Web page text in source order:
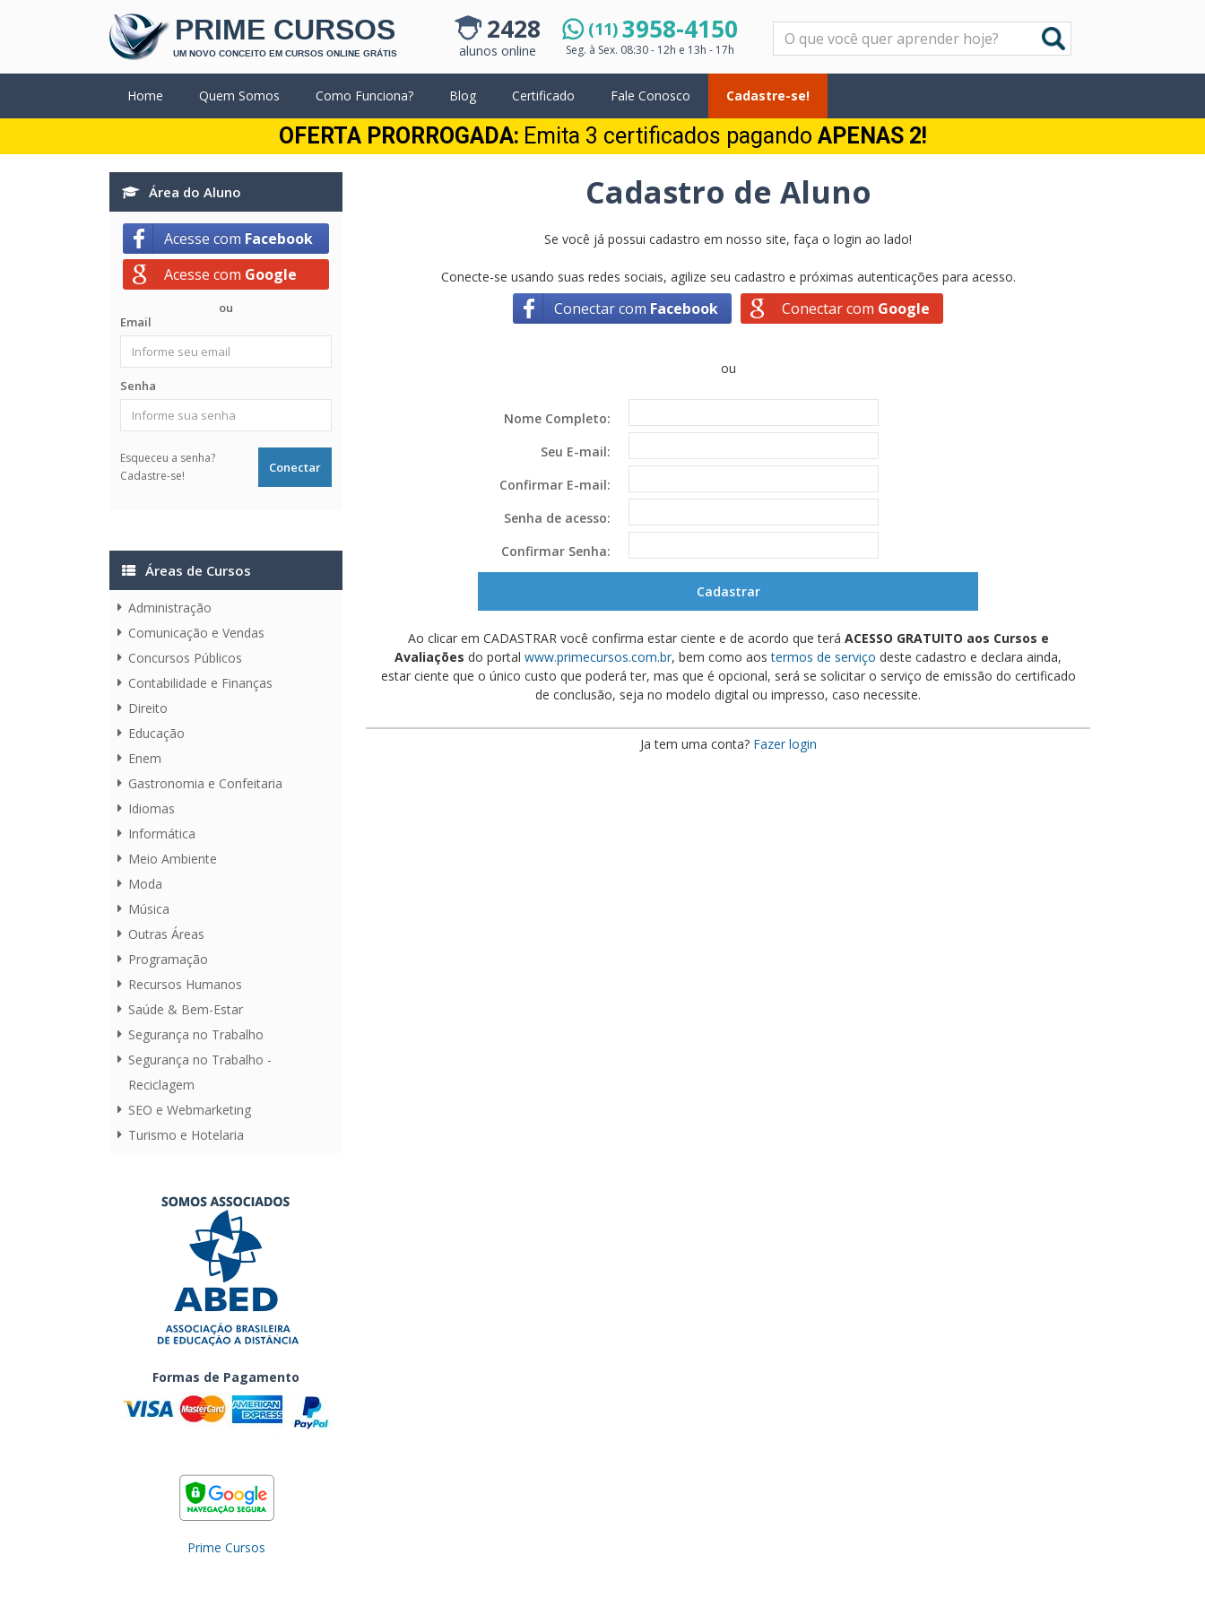
PRIME CURSOS
UM NOVO CONCEITO EM CURSOS ONLINE GRÁTIS
2428
alunos online
(11)3958-4150
Seg. à Sex. 08:30 - 12h e 13h - 17h
Pesquisar
Home Quem Somos Como Funciona? Blog Certificado Fale Conosco Cadastre-se!
OFERTA PRORROGADA: Emita 3 certificados pagando APENAS 2!
Área do Aluno
Acesse com Facebook
Acesse com Google
ou
Email
Senha
Esqueceu a senha?
Cadastre-se!
Áreas de Cursos
Administração
Comunicação e Vendas
Concursos Públicos
Contabilidade e Finanças
Direito
Educação
Enem
Gastronomia e Confeitaria
Idiomas
Informática
Meio Ambiente
Moda
Música
Outras Áreas
Programação
Recursos Humanos
Saúde & Bem-Estar
Segurança no Trabalho
Segurança no Trabalho -
Reciclagem
SEO e Webmarketing
Turismo e Hotelaria
Formas de Pagamento
Prime Cursos
Cadastro de Aluno
Se você já possui cadastro em nosso site, faça o login ao lado!
Conecte-se usando suas redes sociais, agilize seu cadastro e próximas autenticações para acesso.
Conectar com Facebook Conectar com Google
ou
Nome Completo:
Seu E-mail:
Confirmar E-mail:
Senha de acesso:
Confirmar Senha:
Ao clicar em CADASTRAR você confirma estar ciente e de acordo que terá ACESSO GRATUITO aos Cursos e
Avaliações do portal www.primecursos.com.br, bem como aostermos de serviço deste cadastro e declara ainda,
estar ciente que o único custo que poderá ter, mas que é opcional, será se solicitar o serviço de emissão do certificado
de conclusão, seja no modelo digital ou impresso, caso necessite.
Ja tem uma conta? Fazer login